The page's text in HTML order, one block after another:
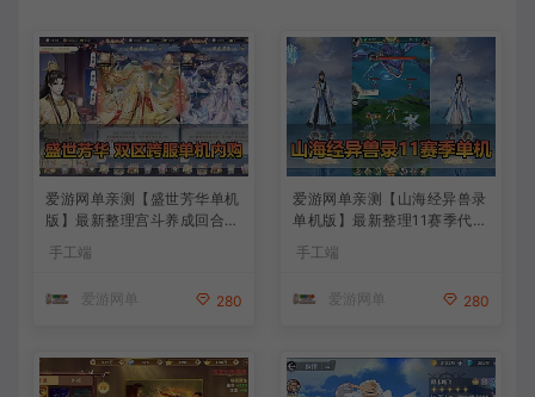
爱游网单亲测【盛世芳华单机
版】最新整理宫斗养成回合抽
一键端视频教学+linux手工外
手工端
爱游网单 280
爱游网单亲测【山海经异兽录
单机版】最新整理11赛季代金
模拟器手游 解压一键端 视频
手工端
爱游网单 280